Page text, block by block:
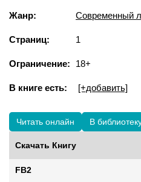
Жанр: Современный
Страниц: 1
Ограничение: 18+
В книге есть: [+добавить]
Читать онлайн В
Скачать Книгу
FB2